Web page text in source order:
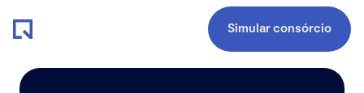
Simular consórcio